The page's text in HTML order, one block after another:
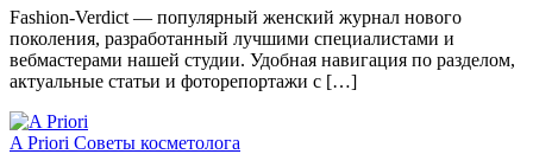
Fashion-Verdict — популярный женский журнал нового
поколения, разработанный лучшими специалистами и
вебмастерами нашей студии. Удобная навигация по разделом,
актуальные статьи и фоторепортажи с […]
A Priori Советы косметолога